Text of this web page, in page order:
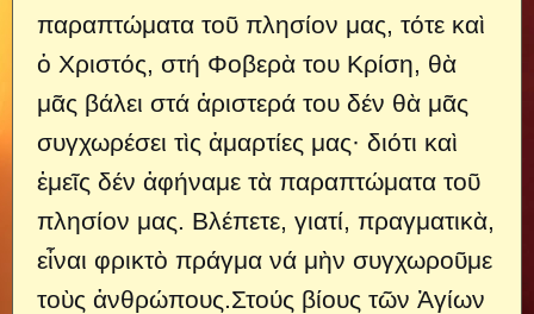
παραπτώματα τοῦ πλησίον μας, τότε καὶ
ὁ Χριστός, στή Φοβερὰ του Κρίση, θὰ
μᾶς βάλει στά ἀριστερά του δέν θὰ μᾶς
συγχωρέσει τὶς ἁμαρτίες μας· διότι καὶ
ἐμεῖς δέν ἀφήναμε τὰ παραπτώματα τοῦ
πλησίον μας. Βλέπετε, γιατί, πραγματικὰ,
εἶναι φρικτὸ πράγμα νά μὴν συγχωροῦμε
τοὺς ἀνθρώπους.Στούς βίους τῶν Ἁγίων